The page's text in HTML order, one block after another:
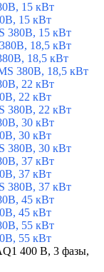
15 кВт
15 кВт
380В, 15 кВт
18,5 кВт
18,5 кВт
380В, 18,5 кВт
22 кВт
22 кВт
380В, 22 кВт
30 кВт
30 кВт
380В, 30 кВт
37 кВт
37 кВт
380В, 37 кВт
45 кВт
45 кВт
55 кВт
55 кВт
400 В, 3 фазы,